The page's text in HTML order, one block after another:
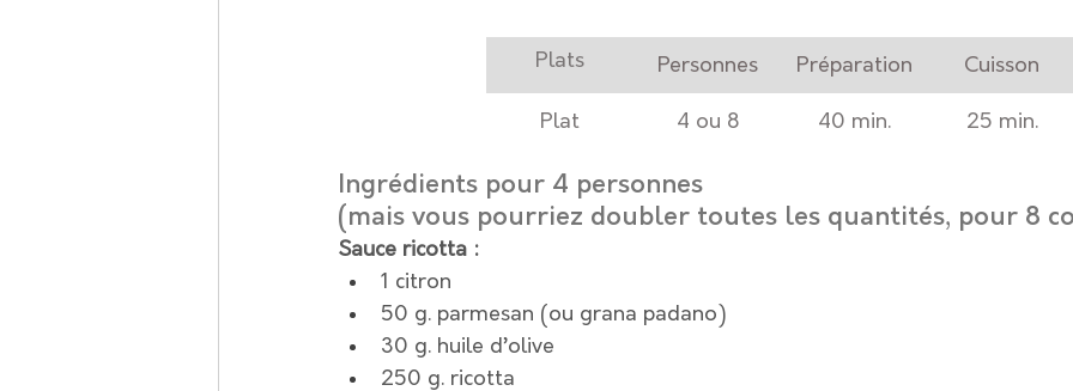
​Plats ​Personnes ​Préparation ​Cuisson
​Plat ​4 ou 8 40 min. 25 min.
Ingrédients pour 4 personnes
(mais vous pourriez doubler toutes les quantités, pour 8
Sauce ricotta :
1 citron
50 g. parmesan (ou grana padano)
30 g. huile d’olive
250 g. ricotta